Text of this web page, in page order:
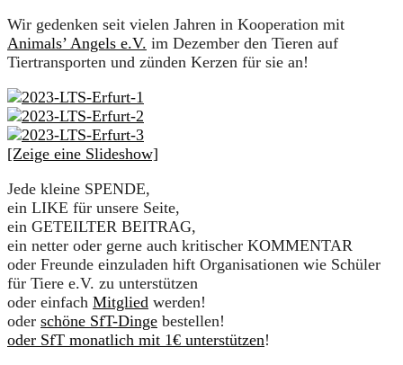
Wir gedenken seit vielen Jahren in Kooperation mit
Animals’ Angels e.V. im Dezember den Tieren auf
Tiertransporten und zünden Kerzen für sie an!
[Zeige eine Slideshow]
Jede kleine SPENDE,
ein LIKE für unsere Seite,
ein GETEILTER BEITRAG,
ein netter oder gerne auch kritischer KOMMENTAR
oder Freunde einzuladen hift Organisationen wie Schüler
für Tiere e.V. zu unterstützen
oder einfach Mitglied werden!
oder schöne SfT-Dinge bestellen!
oder SfT monatlich mit 1€ unterstützen!